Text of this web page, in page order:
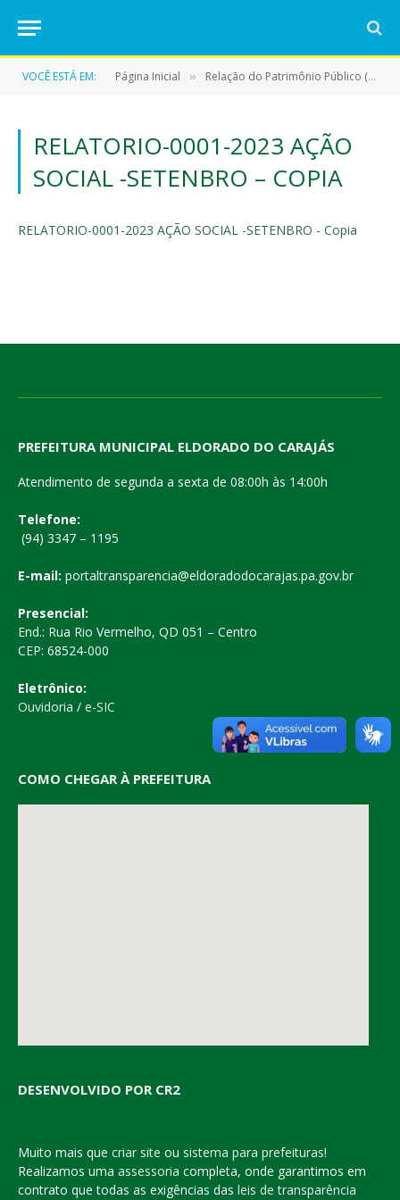
VOCÊ ESTÁ EM: Página Inicial » Relação do Patrimônio Público (MÓVEIS)
RELATORIO-0001-2023 AÇÃO
SOCIAL -SETENBRO – COPIA
RELATORIO-0001-2023 AÇÃO SOCIAL -SETENBRO - Copia
PREFEITURA MUNICIPAL ELDORADO DO CARAJÁS
Atendimento de segunda a sexta de 08:00h às 14:00h
Telefone:
(94) 3347 – 1195
E-mail: portaltransparencia@eldoradodocarajas.pa.gov.br
Presencial:
End.: Rua Rio Vermelho, QD 051 – Centro
CEP: 68524-000
Eletrônico:
Ouvidoria / e-SIC
COMO CHEGAR À PREFEITURA
DESENVOLVIDO POR CR2
Muito mais que criar site ou sistema para prefeituras!
Realizamos uma assessoria completa, onde garantimos em
contrato que todas as exigências das leis de transparência